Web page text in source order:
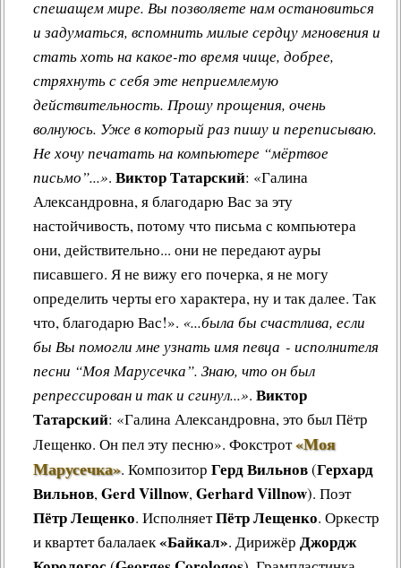
спешащем мире. Вы позволяете нам остановиться
и задуматься, вспомнить милые сердцу мгновения и
стать хоть на какое-то время чище, добрее,
стряхнуть с себя эте неприемлемую
действительность. Прошу прощения, очень
волнуюсь. Уже в который раз пишу и переписываю.
Не хочу печатать на компьютере “мёртвое
письмо”...». Виктор Татарский: «Галина
Александровна, я благодарю Вас за эту
настойчивость, потому что письма с компьютера
они, действительно... они не передают ауры
писавшего. Я не вижу его почерка, я не могу
определить черты его характера, ну и так далее. Так
что, благодарю Вас!». «...была бы счастлива, если
бы Вы помогли мне узнать имя певца - исполнителя
песни “Моя Марусечка”. Знаю, что он был
репрессирован и так и сгинул...». Виктор
Татарский: «Галина Александровна, это был Пётр
Лещенко. Он пел эту песню». Фокстрот«Моя
Марусечка». Композитор Герд Вильнов(Герхард
Вильнов,Gerd Villnow,Gerhard Villnow). Поэт
Пётр Лещенко. ИсполняетПётр Лещенко. Оркестр
и квартет балалаек«Байкал». Дирижёр Джордж